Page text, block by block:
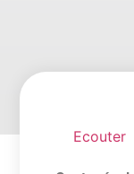
Ecouter